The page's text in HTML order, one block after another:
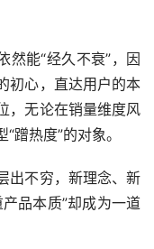
然能“经久不衰”，因
初心，直达用户的本
，无论在销量维度风
蹭热度”的对象。
出不穷，新理念、新
品本质”却成为一道